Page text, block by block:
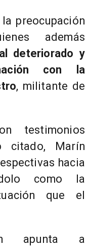
preocupación
además
deteriorado y
con la
, militante de
testimonios
citado, Marín
hacia
como la
que el
apunta a